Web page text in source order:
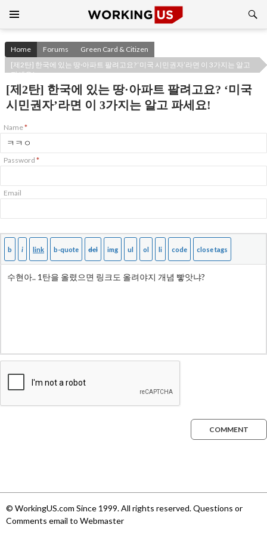
CONTENT
Home Forums
Green Card & Citizen
[제2탄] 한국에 있는 땅·아파트 팔려고요? ‘미국 시민권자’라면 이 3가지는 알고
파세요!
[제2탄] 한국에 있는 땅·아파트 팔려고요? ‘미국
시민권자’라면 이 3가지는 알고 파세요!
Name*
Password *
Email
COMMENT
© WorkingUS.com Since 1999. All rights reserved. Questions or
Comments email to Webmaster